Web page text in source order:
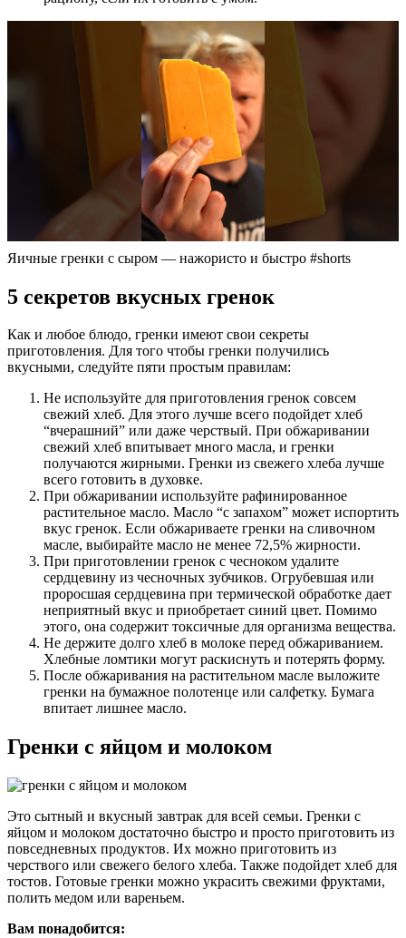
Яичные гренки с сыром — нажористо и быстро #shorts
5 секретов вкусных гренок
Как и любое блюдо, гренки имеют свои секреты
приготовления. Для того чтобы гренки получились
вкусными, следуйте пяти простым правилам:
Не используйте для приготовления гренок совсем
свежий хлеб. Для этого лучше всего подойдет хлеб
“вчерашний” или даже черствый. При обжаривании
свежий хлеб впитывает много масла, и гренки
получаются жирными. Гренки из свежего хлеба лучше
всего готовить в духовке.
При обжаривании используйте рафинированное
растительное масло. Масло “с запахом” может испортить
вкус гренок. Если обжариваете гренки на сливочном
масле, выбирайте масло не менее 72,5% жирности.
При приготовлении гренок с чесноком удалите
сердцевину из чесночных зубчиков. Огрубевшая или
проросшая сердцевина при термической обработке дает
неприятный вкус и приобретает синий цвет. Помимо
этого, она содержит токсичные для организма вещества.
Не держите долго хлеб в молоке перед обжариванием.
Хлебные ломтики могут раскиснуть и потерять форму.
После обжаривания на растительном масле выложите
гренки на бумажное полотенце или салфетку. Бумага
впитает лишнее масло.
Гренки с яйцом и молоком
Это сытный и вкусный завтрак для всей семьи. Гренки с
яйцом и молоком достаточно быстро и просто приготовить из
повседневных продуктов. Их можно приготовить из
черствого или свежего белого хлеба. Также подойдет хлеб для
тостов. Готовые гренки можно украсить свежими фруктами,
полить медом или вареньем.
Вам понадобится: